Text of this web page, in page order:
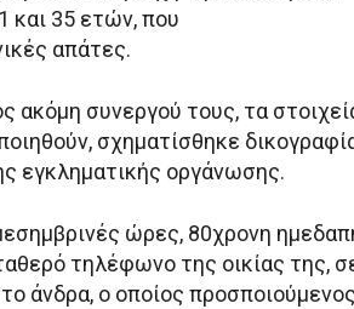
και 35 ετών, που
απάτες.
ακόμη συνεργού τους, τα
σχηματίσθηκε
εγκληματικής οργάνωσης.
ώρες, 80χρονη
τηλέφωνο της οικίας της,
άνδρα, ο οποίος προσποιούμενος